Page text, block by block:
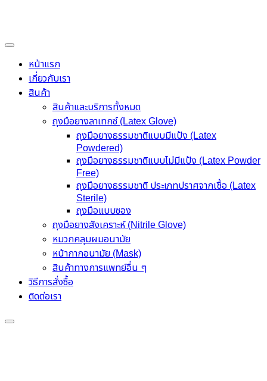
หน้าแรก
เกี่ยวกับเรา
สินค้า
สินค้าและบริการทั้งหมด
ถุงมือยางลาเทกซ์ (Latex Glove)
ถุงมือยางธรรมชาติแบบมีแป้ง (Latex
Powdered)
ถุงมือยางธรรมชาติแบบไม่มีแป้ง (Latex Powder
Free)
ถุงมือยางธรรมชาติ ประเภทปราศจากเชื้อ (Latex
Sterile)
ถุงมือแบบซอง
ถุงมือยางสังเคราะห์ (Nitrile Glove)
หมวกคลุมผมอนามัย
หน้ากากอนามัย (Mask)
สินค้าทางการแพทย์อื่น ๆ
วิธีการสั่งซื้อ
ติดต่อเรา